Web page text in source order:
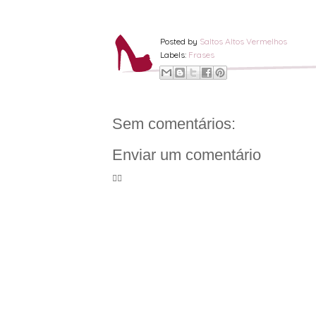
Posted by Saltos Altos Vermelhos
Labels: Frases
Sem comentários:
Enviar um comentário
🦸‍♀️